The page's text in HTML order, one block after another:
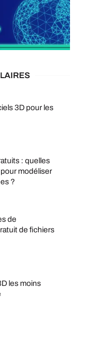
3D pour les
: quelles
modéliser
?
de
de fichiers
les moins